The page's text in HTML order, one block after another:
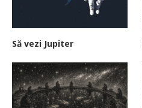
Să vezi Jupiter